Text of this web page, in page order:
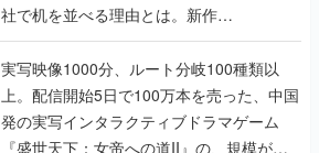
社で机を並べる理由とは。新作
『TATSUJIN EXTREME』で初タッグを組
んだレジェンド2人に訊く開発秘話
実写映像1000分、ルート分岐100種類以
上。配信開始5日で100万本を売った、中国
発の実写インタラクティブドラマゲーム
『盛世天下：女帝への道II』の、規模が違